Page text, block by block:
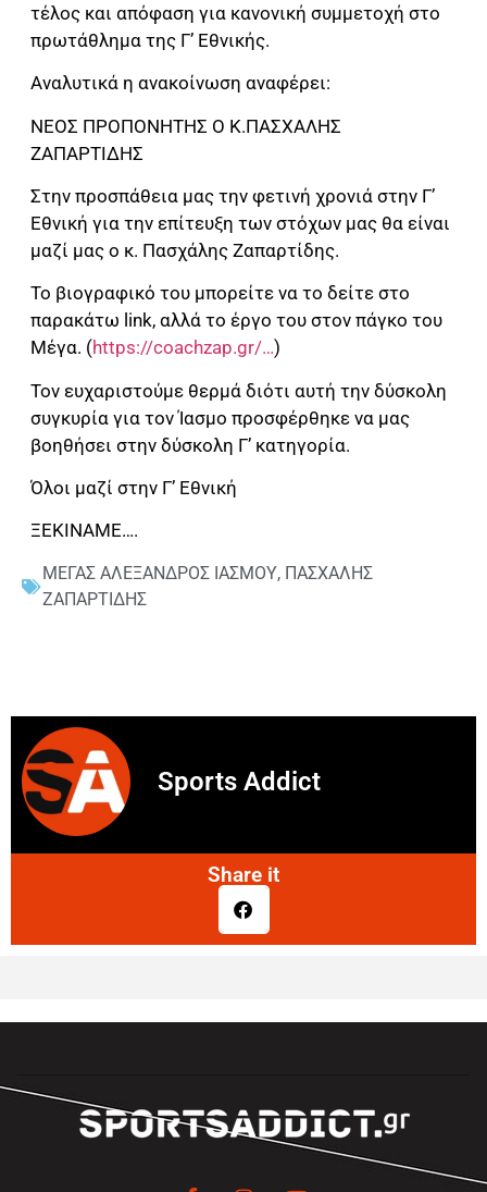
τέλος και απόφαση για κανονική συμμετοχή στο
πρωτάθλημα της Γ’ Εθνικής.
Αναλυτικά η ανακοίνωση αναφέρει:
ΝΕΟΣ ΠΡΟΠΟΝΗΤΗΣ Ο Κ.ΠΑΣΧΑΛΗΣ
ΖΑΠΑΡΤΙΔΗΣ
Στην προσπάθεια μας την φετινή χρονιά στην Γ’
Εθνική για την επίτευξη των στόχων μας θα είναι
μαζί μας ο κ. Πασχάλης Ζαπαρτίδης.
Το βιογραφικό του μπορείτε να το δείτε στο
παρακάτω link, αλλά το έργο του στον πάγκο του
Μέγα. (https://coachzap.gr/…)
Τον ευχαριστούμε θερμά διότι αυτή την δύσκολη
συγκυρία για τον Ίασμο προσφέρθηκε να μας
βοηθήσει στην δύσκολη Γ’ κατηγορία.
Όλοι μαζί στην Γ’ Εθνική
ΞΕΚΙΝΑΜΕ….
ΜΕΓΑΣ ΑΛΕΞΑΝΔΡΟΣ ΙΑΣΜΟΥ, ΠΑΣΧΑΛΗΣ
ΖΑΠΑΡΤΙΔΗΣ
Sports Addict
Share it